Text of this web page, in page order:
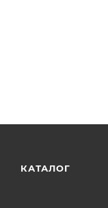
КАТАЛОГ